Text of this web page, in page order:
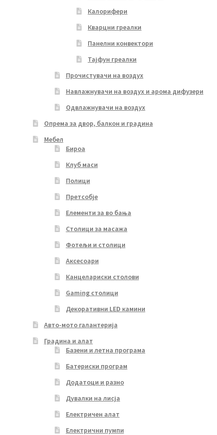
Калорифери
Кварцни греалки
Панелни конвектори
Тајфун греалки
Прочистувачи на воздух
Навлажнувачи на воздух и арома дифузери
Одвлажнувачи на воздух
Опрема за двор, балкон и градина
Мебел
Бироа
Клуб маси
Полици
Претсобје
Елементи за во бања
Столици за масажа
Фотељи и столици
Аксесоари
Канцелариски столови
Gaming столици
Декоративни LED камини
Авто-мото галантерија
Градина и алат
Базени и летна програма
Батериски програм
Додатоци и разно
Дувалки на лисја
Електричен алат
Електрични пумпи